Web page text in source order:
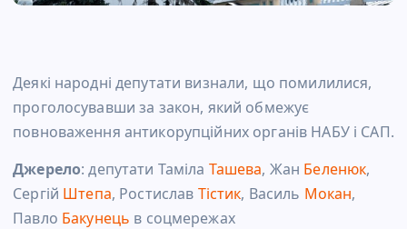
Деякі народні депутати визнали, що помилилися,
проголосувавши за закон, який обмежує
повноваження антикорупційних органів НАБУ і САП.
Джерело: депутати Таміла Ташева, Жан Беленюк,
Сергій Штепа, Ростислав Тістик, Василь Мокан,
Павло Бакунець в соцмережах